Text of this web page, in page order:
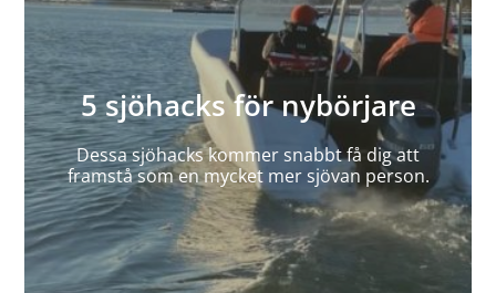
5 sjöhacks för nybörjare
Dessa sjöhacks kommer snabbt få dig att
framstå som en mycket mer sjövan person.